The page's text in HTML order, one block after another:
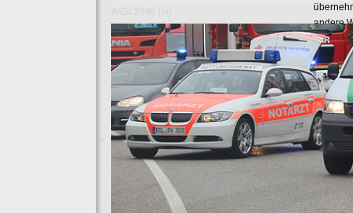
andere
machen.
Links
deren